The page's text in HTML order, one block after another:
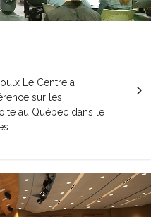
Le Centre a
sur les
au Québec dans le